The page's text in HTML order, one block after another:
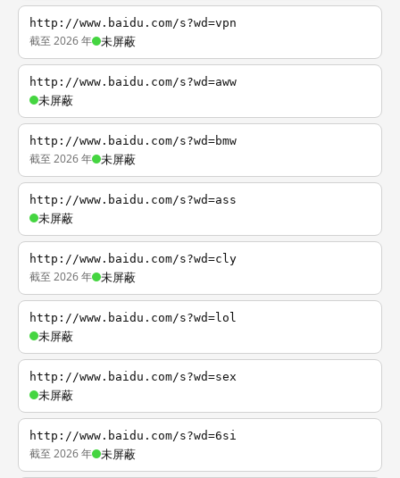
http://www.baidu.com/s?wd=vpn
截至 2026 年 未屏蔽
http://www.baidu.com/s?wd=aww
未屏蔽
http://www.baidu.com/s?wd=bmw
截至 2026 年 未屏蔽
http://www.baidu.com/s?wd=ass
未屏蔽
http://www.baidu.com/s?wd=cly
截至 2026 年 未屏蔽
http://www.baidu.com/s?wd=lol
未屏蔽
http://www.baidu.com/s?wd=sex
未屏蔽
http://www.baidu.com/s?wd=6si
截至 2026 年 未屏蔽